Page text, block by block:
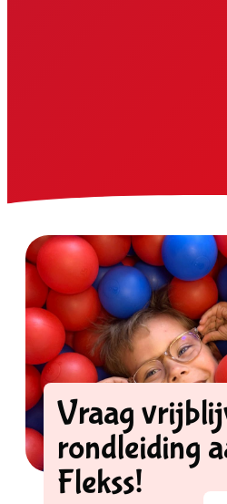
Vraag
rondleiding
Flekss!